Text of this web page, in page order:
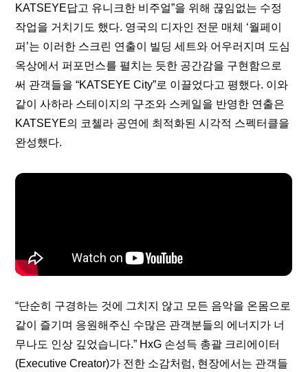
KATSEYE답고 유니크한 비주얼”을 위해 끊임없는 수정
작업을 거치기도 했다. 영국의 디자인 전문 매체 ‘월페이
퍼 ’는 이러한 스크린 연출이 빌딩 세트와 어우러지며 도심
옥상에서 퍼포먼스를 펼치는 듯한 공간감을 구현함으로
써 관객들을 “KATSEYE City”로 이끌었다고 평했다. 이와
같이 사하라 스테이지의 구조와 스케일을 반영한 연출은
KATSEYE의 코첼라 공연에 최적화된 시각적 스펙터클을
완성했다.
“단순히 구경하는 것에 그치지 않고 모든 음악을 온몸으로
같이 즐기며 응원해주신 수많은 관객분들의 에너지가 너
무나도 인상 깊었습니다.” HxG 손성득 총괄 크리에이터
(Executive Creator)가 전한 소감처럼, 현장에서는 관객들